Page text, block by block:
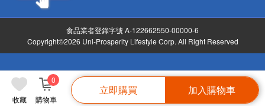
收藏 購物車
0
立即購買 加入購物車
食品業者登錄字號 A-122662550-00000-6
Copyright©2026 Uni-Prosperity Lifestyle Corp. All Right Reserved